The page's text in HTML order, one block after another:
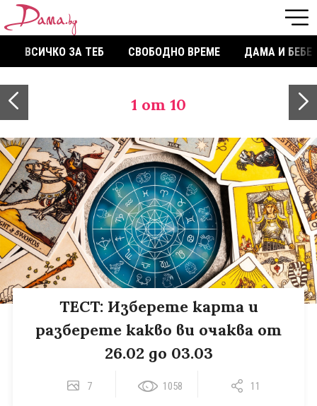
ВСИЧКО ЗА ТЕБ СВОБОДНО ВРЕМЕ ДАМА И БЕБЕ
1 от 10
ТЕСТ: Изберете карта и
разберете какво ви очаква от
26.02 до 03.03
7 1058 11